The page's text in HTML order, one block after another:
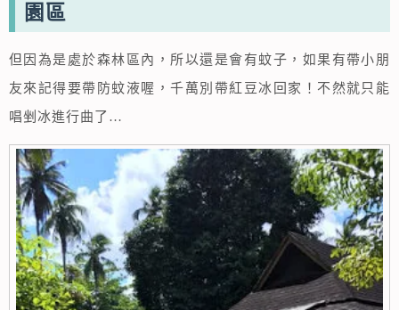
園區
但因為是處於森林區內，所以還是會有蚊子，如果有帶小朋
友來記得要帶防蚊液喔，千萬別帶紅豆冰回家！不然就只能
唱剉冰進行曲了…